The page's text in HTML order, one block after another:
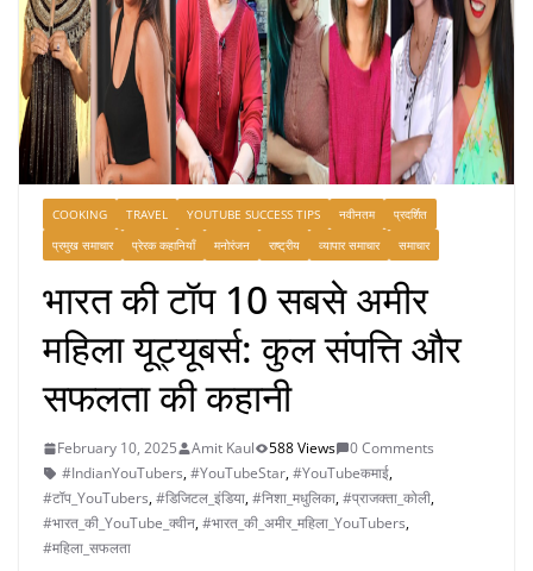
COOKING TRAVEL YOUTUBE SUCCESS TIPS नवीनतम
प्रदर्शित
प्रमुख समाचार
प्रेरक कहानियाँ मनोरंजन राष्ट्रीय व्यापार समाचार समाचार
भारत की टॉप 10 सबसे अमीर
महिला यूट्यूबर्स: कुल संपत्ति और
सफलता की कहानी
February 10, 2025 Amit Kaul 588 Views
0 Comments
#IndianYouTubers,#YouTubeStar,#YouTubeकमाई,
#टॉप_YouTubers,#डिजिटल_इंडिया,#निशा_मधुलिका,#प्राजक्ता_कोली,
#भारत_की_YouTube_क्वीन,#भारत_की_अमीर_महिला_YouTubers,
#महिला_सफलता